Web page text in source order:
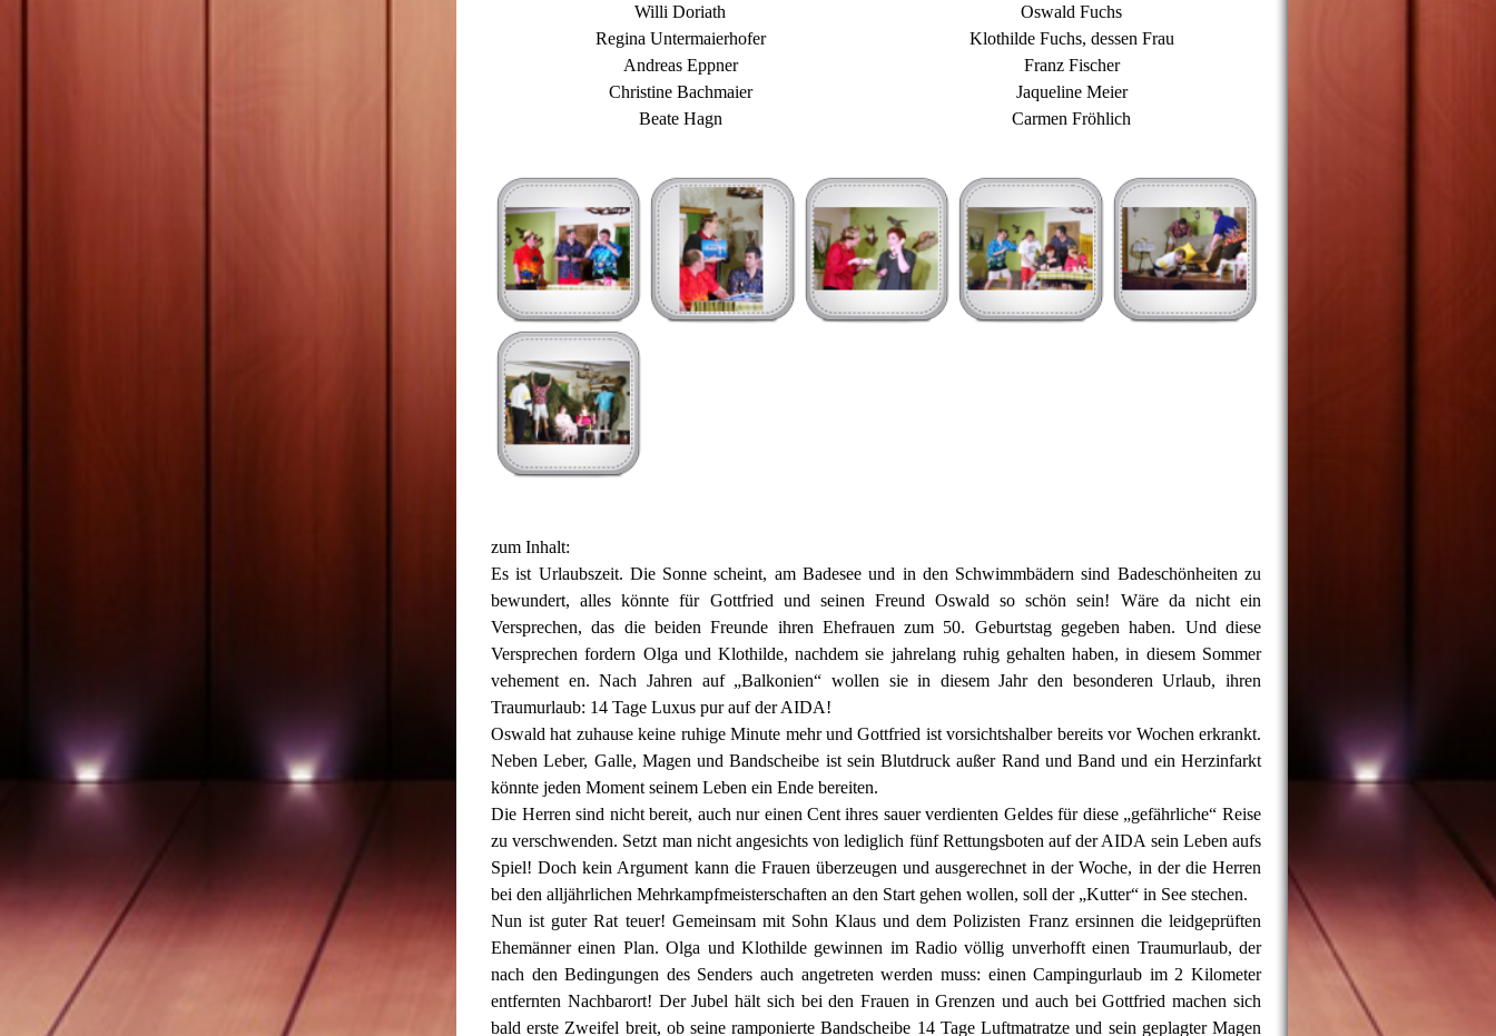
Willi Doriath
Regina Untermaierhofer
Andreas Eppner
Christine Bachmaier
Beate Hagn
Oswald Fuchs
Klothilde Fuchs, dessen Frau
Franz Fischer
Jaqueline Meier
Carmen Fröhlich
zum Inhalt:
Es ist Urlaubszeit. Die Sonne scheint, am Badesee und in den Schwimmbädern sind Badeschönheiten zu
bewundert, alles könnte für Gottfried und seinen Freund Oswald so schön sein! Wäre da nicht ein
Versprechen, das die beiden Freunde ihren Ehefrauen zum 50. Geburtstag gegeben haben. Und diese
Versprechen fordern Olga und Klothilde, nachdem sie jahrelang ruhig gehalten haben, in diesem Sommer
vehement en. Nach Jahren auf „Balkonien“ wollen sie in diesem Jahr den besonderen Urlaub, ihren
Traumurlaub: 14 Tage Luxus pur auf der AIDA!
Oswald hat zuhause keine ruhige Minute mehr und Gottfried ist vorsichtshalber bereits vor Wochen erkrankt.
Neben Leber, Galle, Magen und Bandscheibe ist sein Blutdruck außer Rand und Band und ein Herzinfarkt
könnte jeden Moment seinem Leben ein Ende bereiten.
Die Herren sind nicht bereit, auch nur einen Cent ihres sauer verdienten Geldes für diese „gefährliche“ Reise
zu verschwenden. Setzt man nicht angesichts von lediglich fünf Rettungsboten auf der AIDA sein Leben aufs
Spiel! Doch kein Argument kann die Frauen überzeugen und ausgerechnet in der Woche, in der die Herren
bei den alljährlichen Mehrkampfmeisterschaften an den Start gehen wollen, soll der „Kutter“ in See stechen.
Nun ist guter Rat teuer! Gemeinsam mit Sohn Klaus und dem Polizisten Franz ersinnen die leidgeprüften
Ehemänner einen Plan. Olga und Klothilde gewinnen im Radio völlig unverhofft einen Traumurlaub, der
nach den Bedingungen des Senders auch angetreten werden muss: einen Campingurlaub im 2 Kilometer
entfernten Nachbarort! Der Jubel hält sich bei den Frauen in Grenzen und auch bei Gottfried machen sich
bald erste Zweifel breit, ob seine ramponierte Bandscheibe 14 Tage Luftmatratze und sein geplagter Magen